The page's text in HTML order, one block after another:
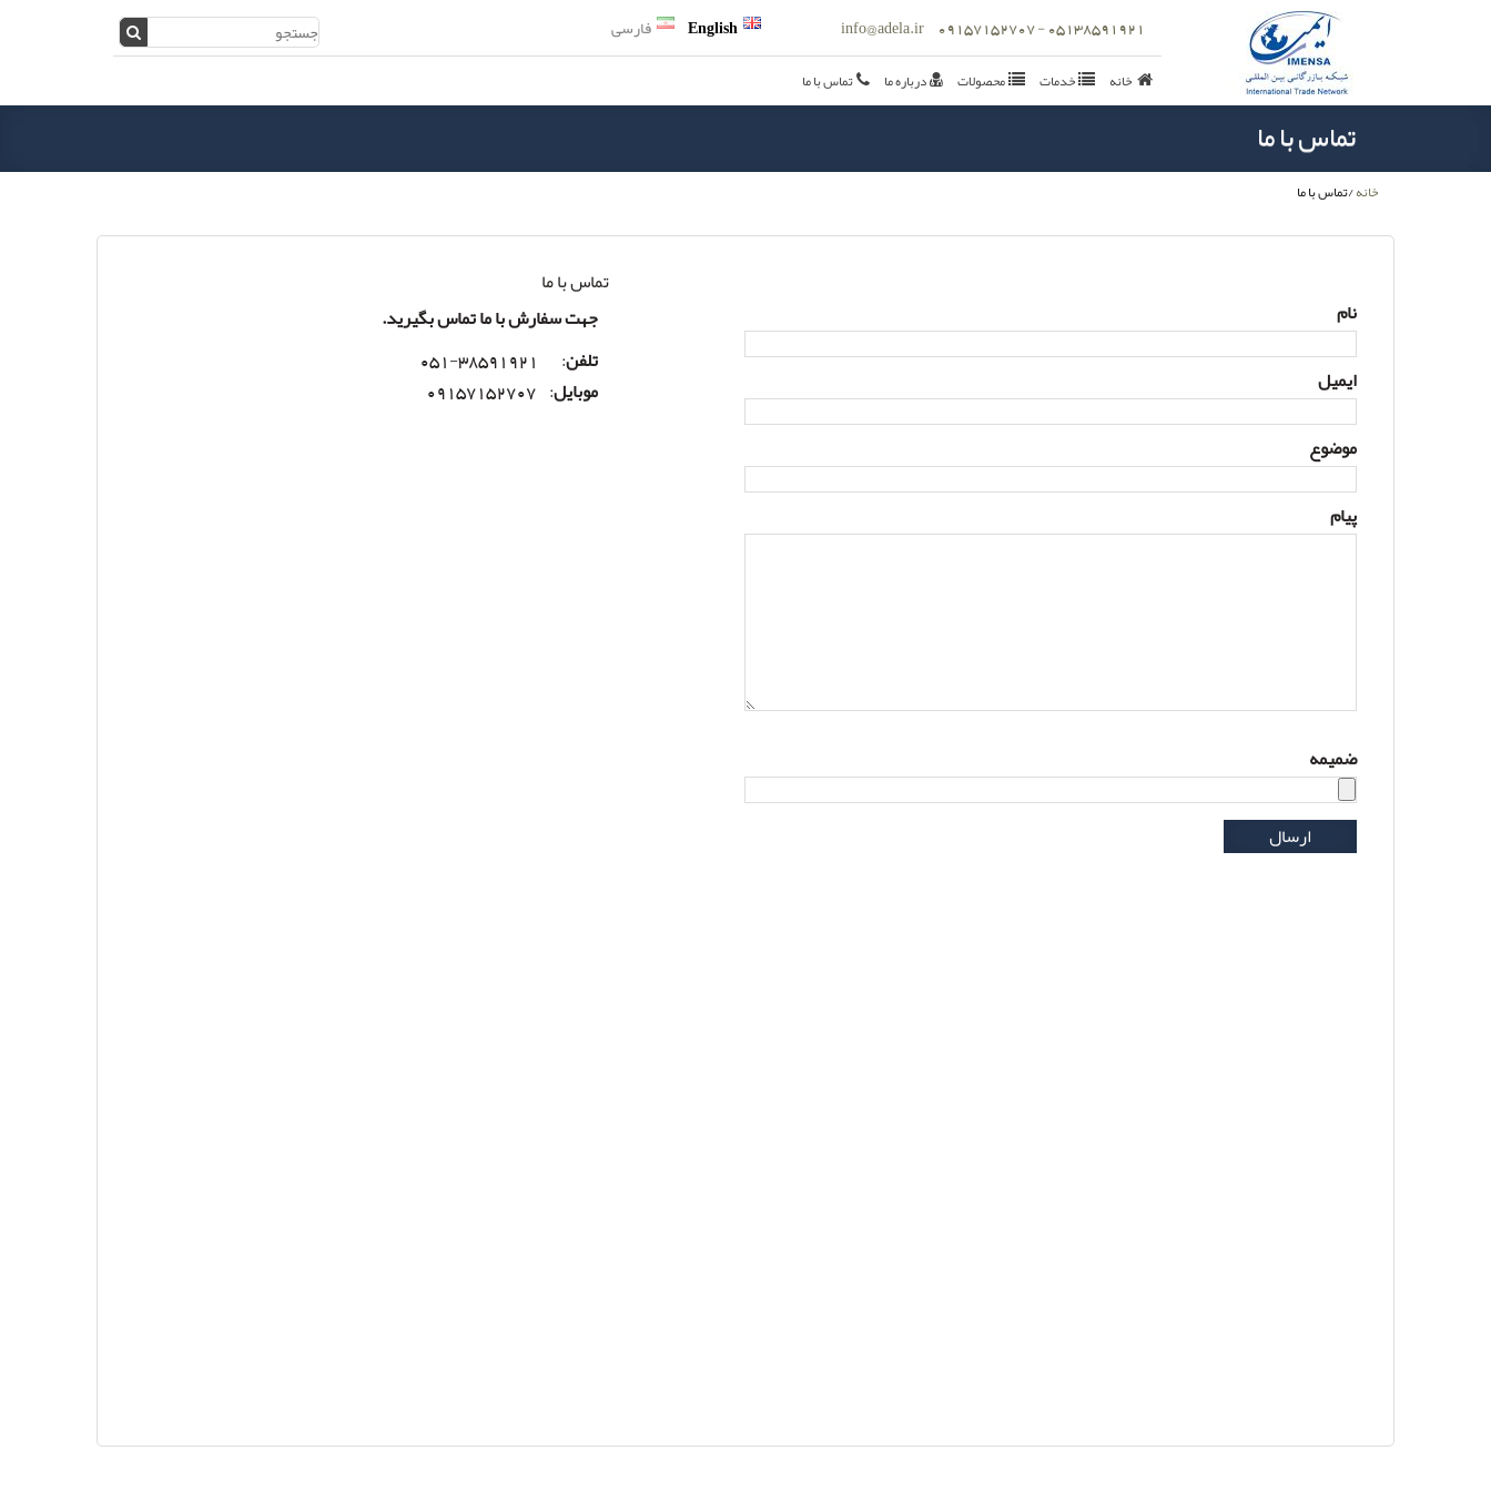
05138591921 - 09157152707
info@adela.ir
English فارسی
خانه خدمات محصولات درباره ما تماس با ما
تماس با ما
خانه/تماس با ما
نام
ایمیل
موضوع
پیام
ضمیمه
ارسال
تماس با ما
جهت سفارش با ما تماس بگیرید.
تلفن: 38591921-051
موبایل: 09157152707